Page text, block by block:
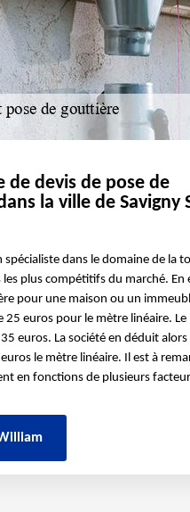
de devis de pose de
la ville de Savigny
spécialiste dans le domaine de la
plus compétitifs du marché. En
pour une maison ou un
euros pour le mètre linéaire. Le
euros. La société en déduit alors
le mètre linéaire. Il est à
en fonctions de plusieurs